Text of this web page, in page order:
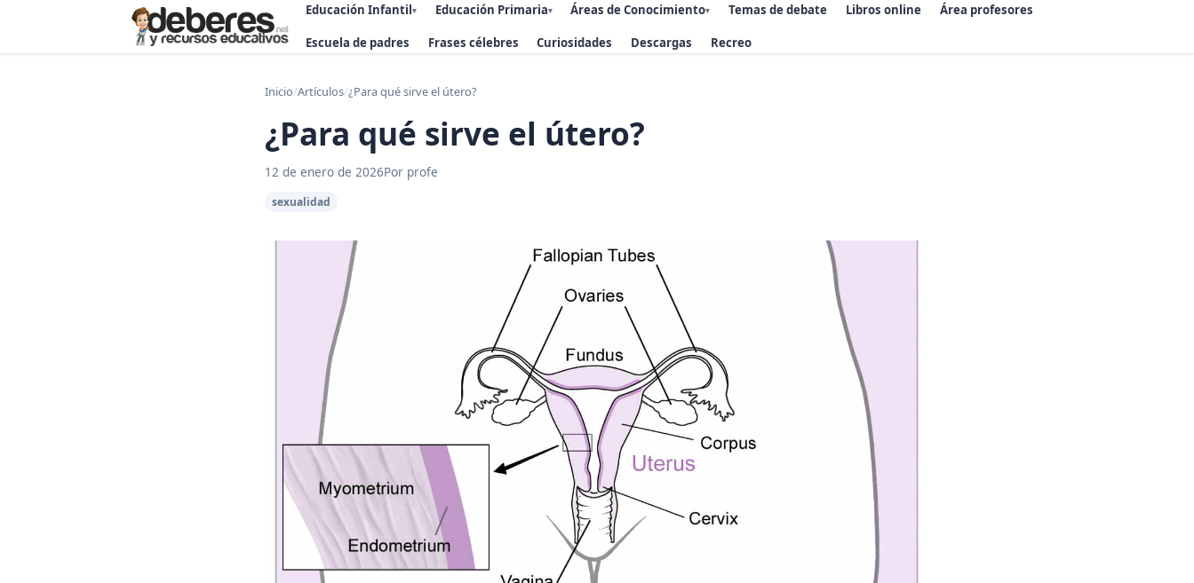
Educación Infantil▾ Educación Primaria▾ Áreas de Conocimiento▾ Temas de debate Libros online Área profesores
Escuela de padres Frases célebres Curiosidades Descargas Recreo
Inicio/Artículos/¿Para qué sirve el útero?
¿Para qué sirve el útero?
12 de enero de 2026Por profe
sexualidad